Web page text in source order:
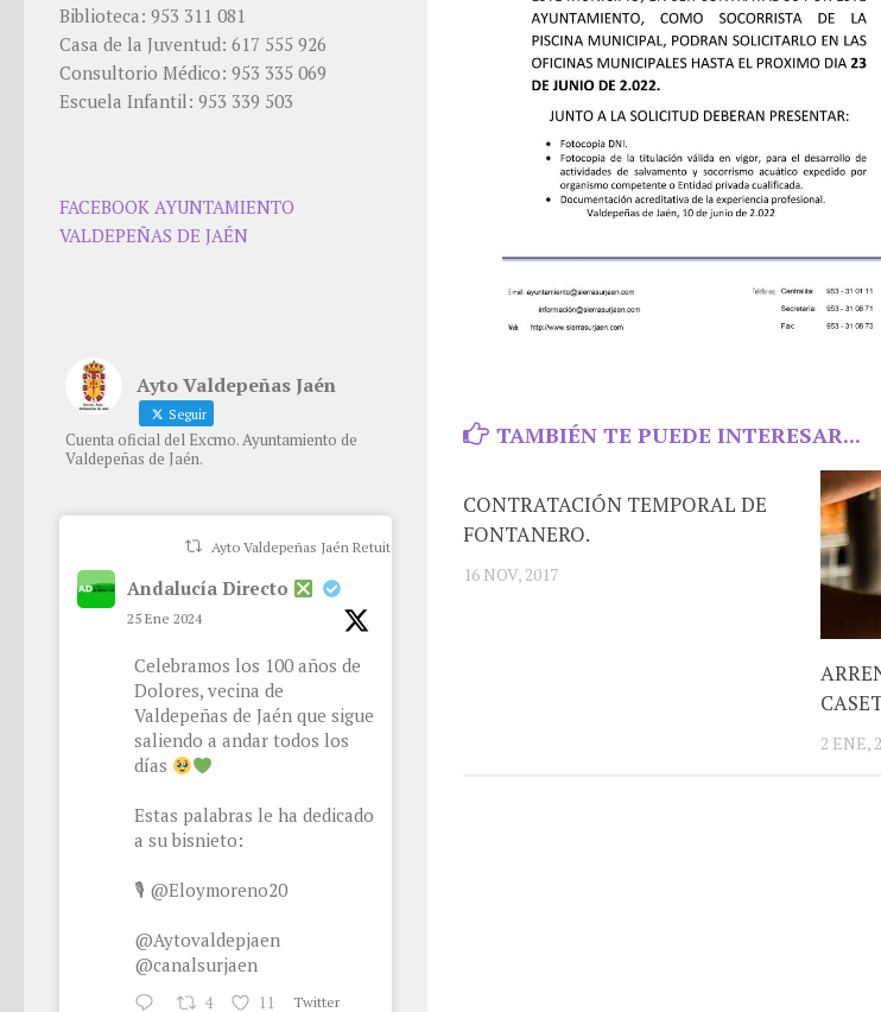
TAMBIÉN TE PUEDE INTERESAR...
CONTRATACIÓN TEMPORAL DE
FONTANERO.
16 NOV, 2017
2 ENE,
Biblioteca: 953 311 081
Casa de la Juventud: 617 555 926
Consultorio Médico: 953 335 069
Escuela Infantil: 953 339 503
FACEBOOK AYUNTAMIENTO
VALDEPEÑAS DE JAÉN
Ayto Valdepeñas Jaén
Seguir
Cuenta oficial del Excmo. Ayuntamiento de
Valdepeñas de Jaén.
Ayto Valdepeñas Jaén Retuiteado
Andalucía Directo
25 Ene 2024
Celebramos los 100 años de
Dolores, vecina de
Valdepeñas de Jaén que sigue
saliendo a andar todos los
días
Estas palabras le ha dedicado
a su bisnieto:
🎙 @Eloymoreno20
@Aytovaldepjaen
@canalsurjaen
4 11 Twitter